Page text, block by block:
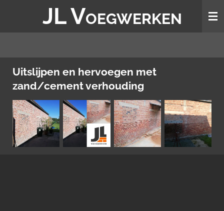
naar
hoofdinhoud
JL VOEGWERKEN
Uitslijpen en hervoegen met
zand/cement verhouding